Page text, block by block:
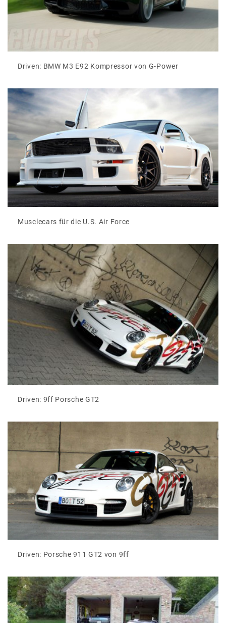
Driven: BMW M3 E92 Kompressor von G-Power
Musclecars für die U.S. Air Force
Driven: 9ff Porsche GT2
Driven: Porsche 911 GT2 von 9ff